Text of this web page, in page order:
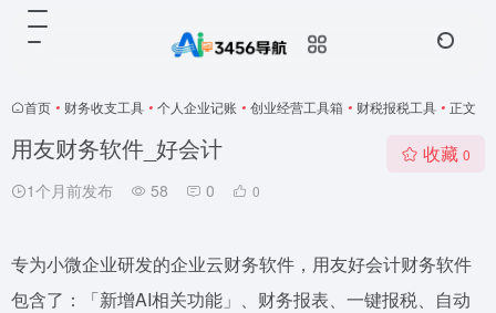
首页 • 财务收支工具 • 个人企业记账 • 创业经营工具箱 • 财税报税工具 • 正文
用友财务软件_好会计
1个月前发布 58 0 0
收藏 0
专为小微企业研发的企业云财务软件，用友好会计财务软件
包含了：「新增AI相关功能」、财务报表、一键报税、自动